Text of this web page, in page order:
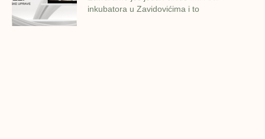
inkubatora u Zavidovićima i to